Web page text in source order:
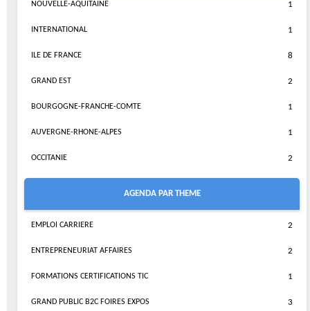
NOUVELLE-AQUITAINE 1
INTERNATIONAL 1
ILE DE FRANCE 8
GRAND EST 2
BOURGOGNE-FRANCHE-COMTE 1
AUVERGNE-RHONE-ALPES 1
OCCITANIE 2
AGENDA PAR THEME
EMPLOI CARRIERE 2
ENTREPRENEURIAT AFFAIRES 2
FORMATIONS CERTIFICATIONS TIC 1
GRAND PUBLIC B2C FOIRES EXPOS 3